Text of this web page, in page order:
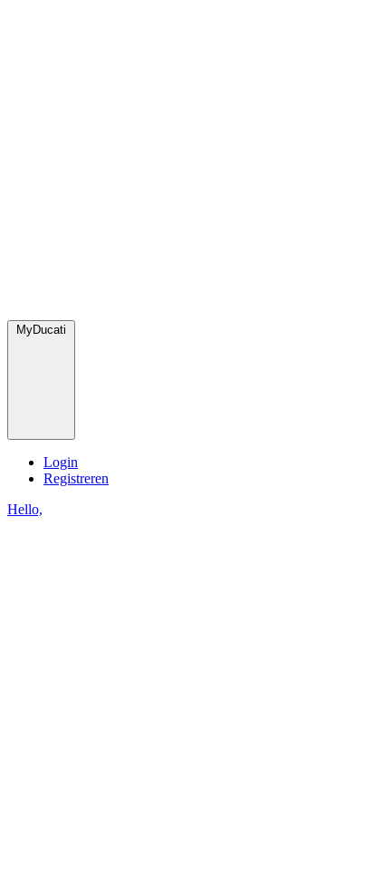
MyDucati
Login
Registreren
Hello,